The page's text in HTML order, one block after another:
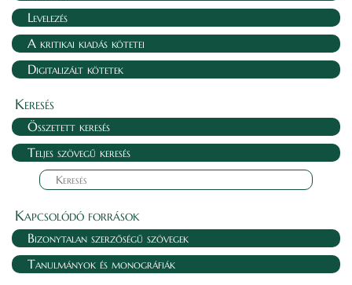
Levelezés
A kritikai kiadás kötetei
Digitalizált kötetek
Keresés
Összetett keresés
Teljes szövegű keresés
Kapcsolódó források
Bizonytalan szerzőségű szövegek
Tanulmányok és monográfiák